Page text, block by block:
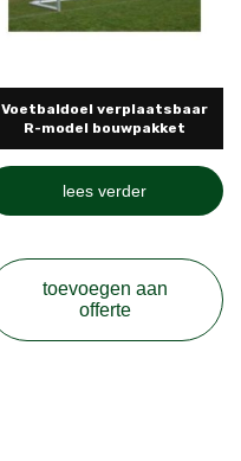
Voetbaldoel verplaatsbaar
R-model bouwpakket
lees verder
toevoegen aan
offerte